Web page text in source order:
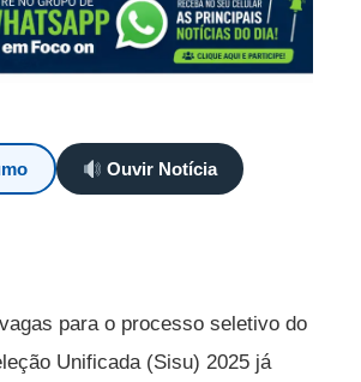
Ouvir Notícia
para o processo seletivo do
Unificada (Sisu) 2025 já